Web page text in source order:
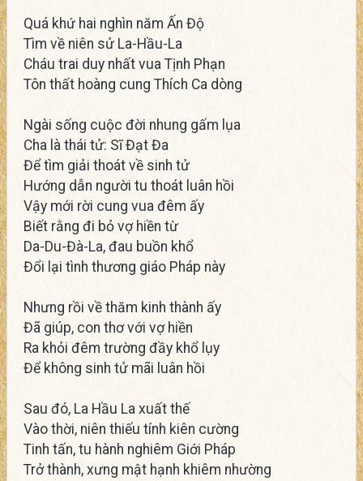
Quá khứ hai nghìn năm Ấn Độ
Tìm về niên sử La-Hầu-La
Cháu trai duy nhất vua Tịnh Phạn
Tôn thất hoàng cung Thích Ca dòng
Ngài sống cuộc đời nhung gấm lụa
Cha là thái tử: Sĩ Đạt Đa
Để tìm giải thoát về sinh tử
Hướng dẫn người tu thoát luân hồi
Vậy mới rời cung vua đêm ấy
Biết rằng đi bỏ vợ hiền từ
Da-Du-Đà-La, đau buồn khổ
Đổi lại tình thương giáo Pháp này
Nhưng rồi về thăm kinh thành ấy
Đã giúp, con thơ với vợ hiền
Ra khỏi đêm trường đầy khổ lụy
Để không sinh tử mãi luân hồi
Sau đó, La Hầu La xuất thế
Vào thời, niên thiếu tính kiên cường
Tinh tấn, tu hành nghiêm Giới Pháp
Trở thành, xưng mật hạnh khiêm nhường